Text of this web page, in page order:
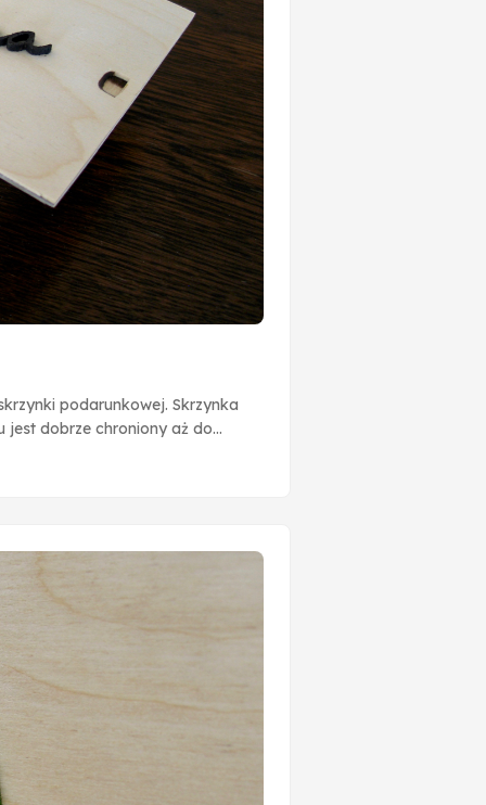
podarunkowej. Skrzynka
jest dobrze chroniony aż do
ciemnym napisem “8